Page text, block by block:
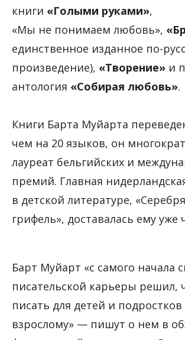
книги «Голыми руками»,
«Мы не понимаем любовь»,
единственное изданное по-
произведение), «Творение» и
антология «Собирая любовь».
Книги Барта Муйарта
чем на 20 языков, он
лауреат бельгийских и
премий. Главная
в детской литературе,
грифель», доставалась ему уже
Барт Муйарт «с самого начала
писательской карьеры решил,
писать для детей и подростков
взрослому» — пишут о нем в